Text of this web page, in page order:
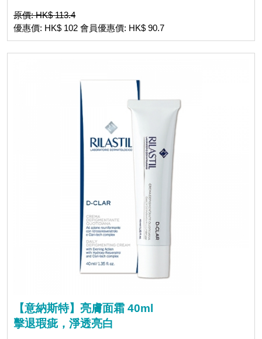
原價: HK$ 113.4
優惠價: HK$ 102 會員優惠價: HK$ 90.7
【意納斯特】亮膚面霜 40ml
擊退瑕疵，淨透亮白